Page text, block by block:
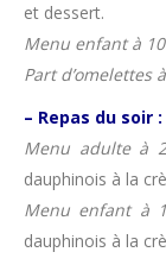
et dessert.
Menu enfant à
Part d’omelettes
– Repas du soir :
Menu adulte à
dauphinois à la
Menu enfant à
dauphinois à la